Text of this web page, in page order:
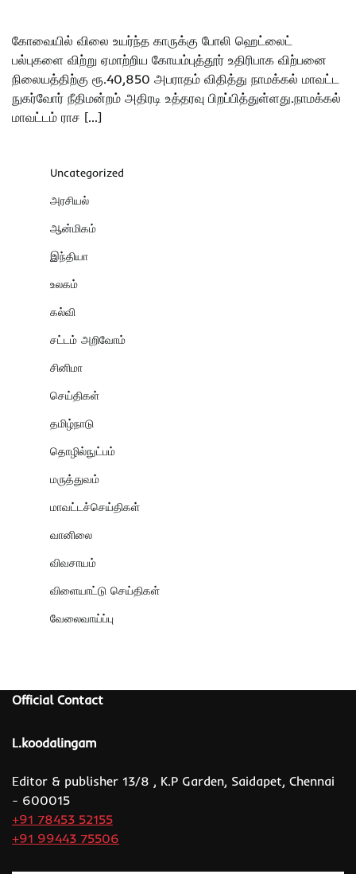
கோவையில் விலை உயர்ந்த காருக்கு போலி ஹெட்லைட்
பல்புகளை விற்று ஏமாற்றிய கோயம்புத்தூர் உதிரிபாக விற்பனை
நிலையத்திற்கு ரூ.40,850 அபராதம் விதித்து நாமக்கல் மாவட்ட
நுகர்வோர் நீதிமன்றம் அதிரடி உத்தரவு பிறப்பித்துள்ளது.நாமக்கல்
மாவட்டம் ராச […]
Uncategorized
அரசியல்
ஆன்மிகம்
இந்தியா
உலகம்
கல்வி
சட்டம் அறிவோம்
சினிமா
செய்திகள்
தமிழ்நாடு
தொழில்நுட்பம்
மருத்துவம்
மாவட்டச்செய்திகள்
வானிலை
விவசாயம்
விளையாட்டு செய்திகள்
வேலைவாய்ப்பு
Official Contact
L.koodalingam
Editor & publisher 13/8 , K.P Garden, Saidapet, Chennai
- 600015
+91 78453 52155
+91 99443 75506